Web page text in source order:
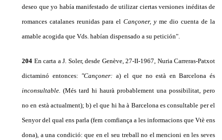
deseo que yo había manifestado de utilizar ciertas versiones inéditas de
romances catala­nes reunidas para el Cançoner, y me dio cuenta de la
amable acogida que Vds. habían dispensado a su pe­tición".
204 En carta a J. Soler, desde Genève, 27-II-1967, Nuria Carreras-Patxot
dictaminó entonces: "Cançoner: a) el que no està en Barcelona és
inconsultable. (Més tard hi haurà probablement una possibilitat, pero
no en està actualment); b) el que hi ha à Bar­celona es consultable per el
Senyor del qual ens par­la (fem comfiança a les informacions que Vtè ens
dona), a una condició: que en el seu treball no el mencioni en les seves